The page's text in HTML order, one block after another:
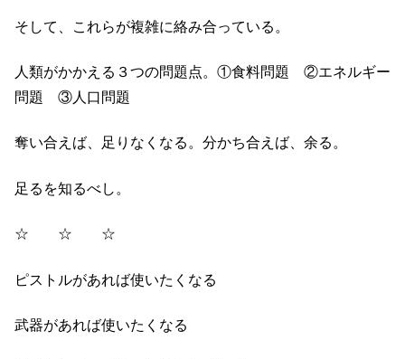
そして、これらが複雑に絡み合っている。
人類がかかえる３つの問題点。①食料問題 ②エネルギー
問題 ③人口問題
奪い合えば、足りなくなる。分かち合えば、余る。
足るを知るべし。
☆ ☆ ☆
ピストルがあれば使いたくなる
武器があれば使いたくなる